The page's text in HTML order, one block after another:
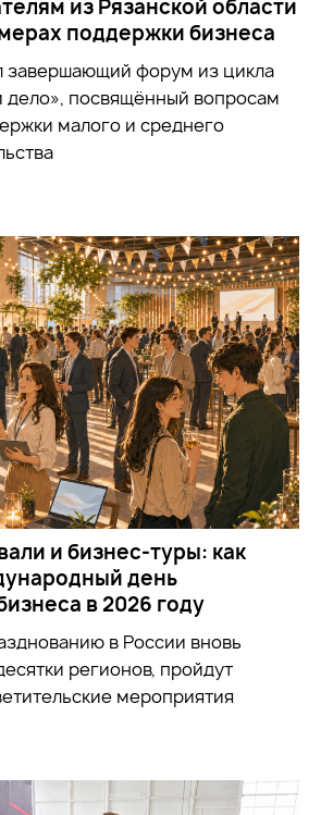
из Рязанской области
поддержки бизнеса
завершающий форум из цикла
дело», посвящённый вопросам
малого и среднего
и бизнес-туры: как
день
в 2026 году
в России вновь
регионов, пройдут
мероприятия